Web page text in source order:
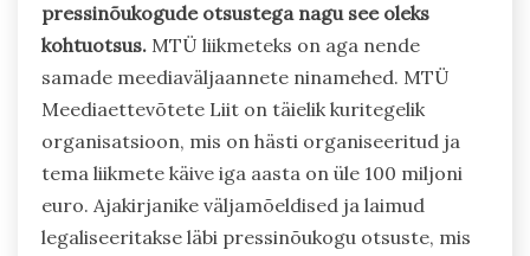
pressinõukogude otsustega nagu see oleks
kohtuotsus. MTÜ liikmeteks on aga nende
samade meediaväljaannete ninamehed. MTÜ
Meediaettevõtete Liit on täielik kuritegelik
organisatsioon, mis on hästi organiseeritud ja
tema liikmete käive iga aasta on üle 100 miljoni
euro. Ajakirjanike väljamõeldised ja laimud
legaliseeritakse läbi pressinõukogu otsuste, mis